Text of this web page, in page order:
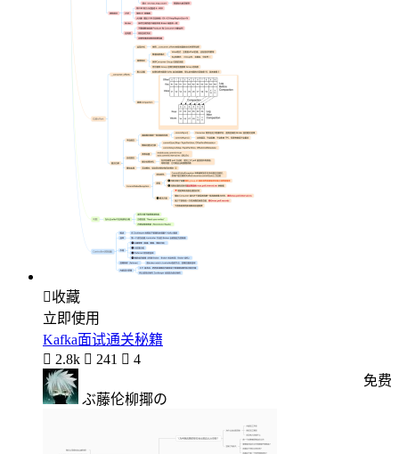
收藏
立即使用
Kafka面试通关秘籍
 2.8k  241  4
ぶ藤伦柳揶の
免费